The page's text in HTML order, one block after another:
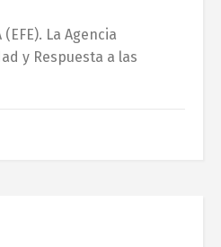
(EFE). La Agencia
y Respuesta a las